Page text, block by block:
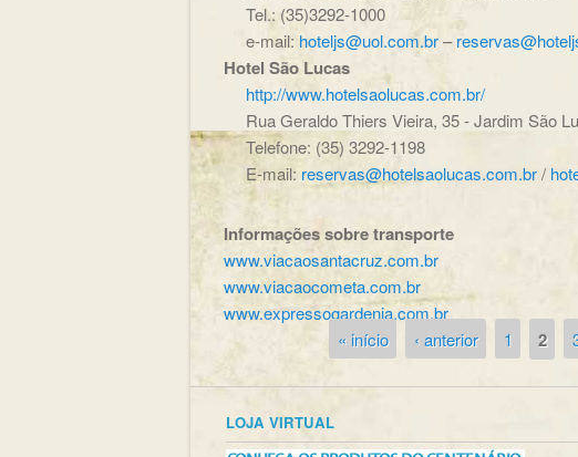
Tel.: (35)3292-1000
e-mail: hoteljs@uol.com.br–
Hotel São Lucas
http://www.hotelsaolucas.com.br/
Rua Geraldo Thiers Vieira, 35 - Jardim São
Telefone: (35) 3292-1198
E-mail: reservas@hotelsaolucas.com.br/
Informações sobre transporte
www.viacaosantacruz.com.br
www.viacaocometa.com.br
www.expressogardenia.com.br
« início ‹ anterior 1 2
LOJA VIRTUAL